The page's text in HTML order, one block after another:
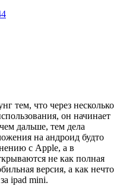
тем, что через несколько
он начинает
дальше, тем дела
на андроид будто
с Apple, а в
не как полная
версия, а как нечто
ipad mini.